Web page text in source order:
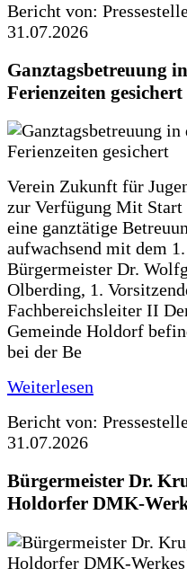
Bericht von:
31.07.2026
Ganztagsbetreuung
Ferienzeiten gesichert
Verein Zukunft für
zur Verfügung Mit Start
eine ganztätige
aufwachsend mit dem
Bürgermeister Dr.
Olberding, 1.
Fachbereichsleiter II
Gemeinde Holdorf
bei der Be
Weiterlesen
Bericht von:
31.07.2026
Bürgermeister Dr.
Holdorfer DMK-